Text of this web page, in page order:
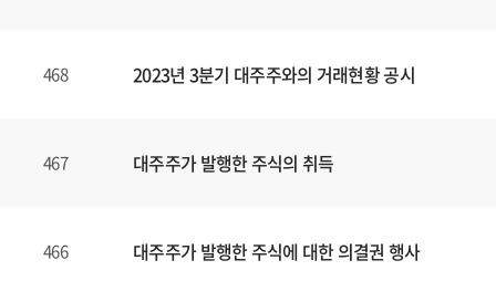
468 2023년 3분기 대주주와의 거래현황 공시
467 대주주가 발행한 주식의 취득
466 대주주가 발행한 주식에 대한 의결권 행사